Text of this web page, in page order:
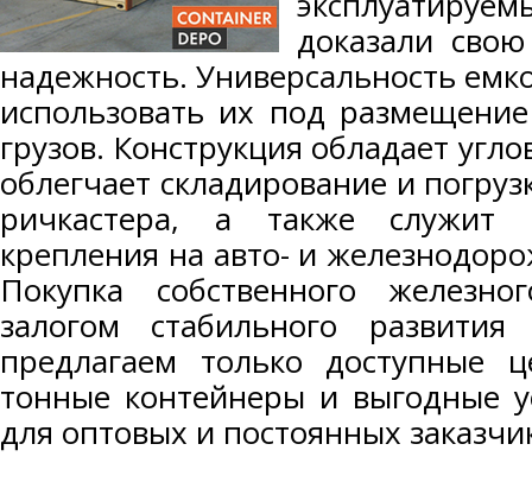
доказали
надежность. Универсальность
использовать их под
грузов. Конструкция обладает
облегчает складирование и
ричкастера, а также служит
крепления на авто- и
Покупка собственного
залогом стабильного
предлагаем только
тонные контейнеры и выгодные
для оптовых и постоянных